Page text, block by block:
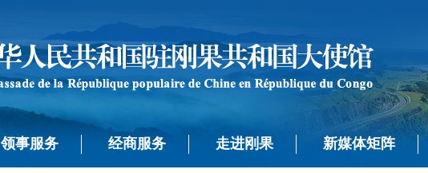
领事服务 经商服务 走进刚果 新媒体矩阵